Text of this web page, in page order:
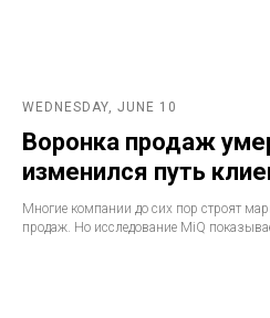
WEDNESDAY, JUNE 10
Воронка продаж
изменился путь
Многие компании до сих пор строят
продаж. Но исследование MiQ